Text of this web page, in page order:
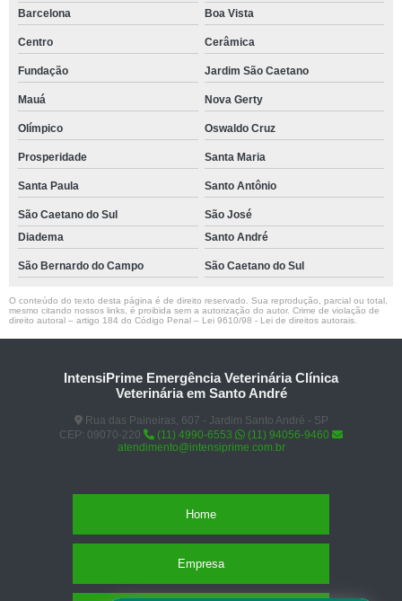
Barcelona
Boa Vista
Centro Cerâmica
Fundação Jardim São Caetano
Mauá Nova Gerty
Olímpico Oswaldo Cruz
Prosperidade Santa Maria
Santa Paula Santo Antônio
São Caetano do Sul
São José
Diadema
Santo André
São Bernardo do Campo São Caetano do Sul
O conteúdo do texto desta página é de direito reservado. Sua reprodução, parcial ou total,
mesmo citando nossos links, é proibida sem a autorização do autor. Crime de violação de
direito autoral – artigo 184 do Código Penal – Lei 9610/98 - Lei de direitos autorais
IntensiPrime Emergência Veterinária Clínica
Veterinária em Santo André
Rua das Paineiras, 607 - Jardim Santo André - SP
CEP: 09070-220
(11) 4990-6553
(11) 94056-9460
atendimento@intensiprime.com.br
Home
Empresa